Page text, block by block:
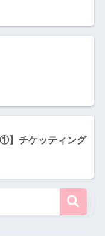
①】チケッティング